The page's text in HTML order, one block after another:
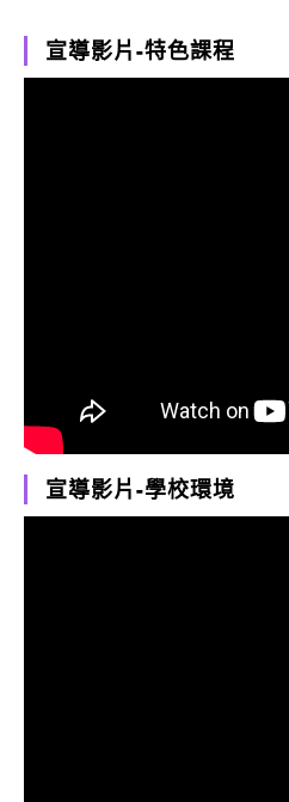
宣導影片-特色課程
宣導影片-學校環境